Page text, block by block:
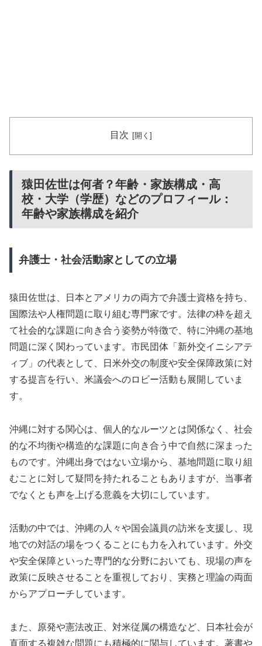
目次
猿田佐世は何者？年齢・家族構成・高
校・大学（学歴）などのプロフィール：
年齢や家族構成を紹介
弁護士・社会活動家としての立場
猿田佐世は、日本とアメリカの両方で弁護士資格を持ち、
国際法や人権問題に取り組む専門家です。法律の枠を超え
て社会的な課題に向き合う姿勢が特徴で、特に沖縄の基地
問題に深く関わっています。市民団体「新外交イニシアテ
ィブ」の代表として、日米外交の制度や安全保障政策に対
する提言を行い、米議会へのロビー活動も展開していま
す。
沖縄に対する関心は、個人的なルーツとは関係なく、社会
的な不均衡や構造的な課題に向き合う中で自然に深まった
ものです。沖縄出身ではない立場から、基地問題に取り組
むことに対して疑問を持たれることもありますが、当事者
でなくとも声を上げる意義を大切にしています。
活動の中では、沖縄の人々や国会議員の訪米を支援し、現
地での対話の場をつくることにも力を入れています。外交
や安全保障といった専門的な分野においても、現場の声を
政策に反映させることを重視しており、実務と理論の両面
からアプローチしています。
また、原発や憲法改正、対米従属の構造など、日本社会が
直面する複雑な問題にも積極的に関与しています。著書や